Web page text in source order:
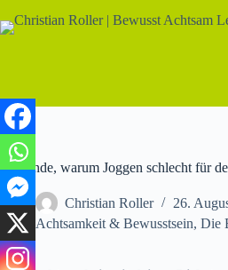
Inhalt
springen
5 Gründe, warum Joggen schlecht für
Christian Roller
26.
Achtsamkeit & Bewusstsein, Die